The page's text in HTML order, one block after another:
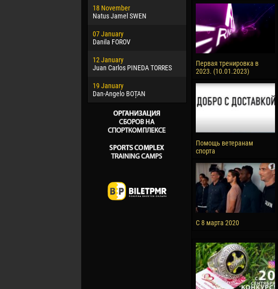
18 November
Natus Jamel SWEN
07 January
Danila FOROV
12 January
Juan Carlos PINEDA TORRES
19 January
Dan-Angelo BOȚAN
Jayder Moreno ASPRILLA
22 March
Samba KONÉ
26 March
Vitor Hugo Morais de OLIVEIRA
28 March
Raí LOPES DE OLIVEIRA
Первая тренировка в
2023. (10.01.2023)
Помощь ветеранам
спорта
С 8 марта 2020